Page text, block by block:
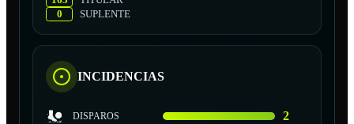
0
SUPLENTE
INCIDENCIAS
DISPAROS 2